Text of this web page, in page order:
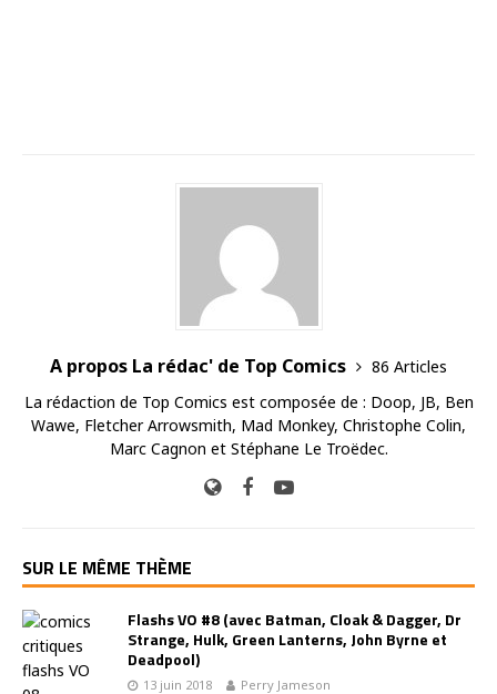
A propos La rédac' de Top Comics
86 Articles
La rédaction de Top Comics est composée de : Doop, JB, Ben
Wawe, Fletcher Arrowsmith, Mad Monkey, Christophe Colin,
Marc Cagnon et Stéphane Le Troëdec.
SUR LE MÊME THÈME
Flashs VO #8 (avec Batman, Cloak & Dagger, Dr
Strange, Hulk, Green Lanterns, John Byrne et
Deadpool)
13 juin 2018 Perry Jameson